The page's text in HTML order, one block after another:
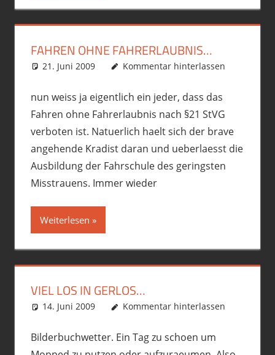
FAHREN OHNE FAHRERLAUBNIS…
21. Juni 2009 phil
Allgemein,Motorrad
Kommentar hinterlassen
nun weiss ja eigentlich ein jeder, dass das
Fahren ohne Fahrerlaubnis nach §21 StVG
verboten ist. Natuerlich haelt sich der brave
angehende Kradist daran und ueberlaesst die
Ausbildung der Fahrschule des geringsten
Misstrauens. Immer wieder
Weiterlesen
VIEL LOS IN GERLOS…
14. Juni 2009 phil
Motorrad,R12GS,Touren
Kommentar hinterlassen
Bilderbuchwetter. Ein Tag zu schoen um